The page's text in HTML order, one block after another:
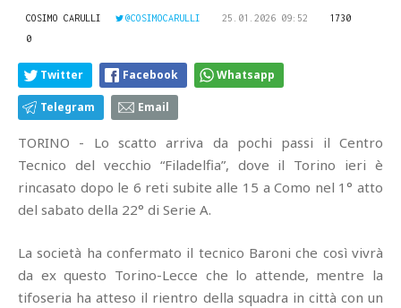
COSIMO CARULLI @COSIMOCARULLI 25.01.2026 09:52
1730
0
Twitter Facebook Whatsapp
Telegram Email
TORINO - Lo scatto arriva da pochi passi il Centro
Tecnico del vecchio “Filadelfia”, dove il Torino ieri è
rincasato dopo le 6 reti subite alle 15 a Como nel 1° atto
del sabato della 22° di Serie A.
La società ha confermato il tecnico Baroni che così vivrà
da ex questo Torino-Lecce che lo attende, mentre la
tifoseria ha atteso il rientro della squadra in città con un